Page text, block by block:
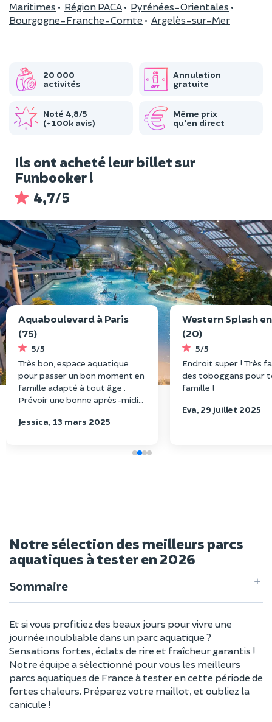
Maritimes • Région PACA • Pyrénées-Orientales •
Bourgogne-Franche-Comte • Argelès-sur-Mer
20 000
activités
Annulation
gratuite
Noté 4,8/5
(+100k avis)
Même prix
qu'en direct
Ils ont acheté leur billet sur
Funbooker !
4,7/5
Aquaboulevard à Paris
(75)
5/5
Très bon, espace aquatique
pour passer un bon moment en
famille adapté à tout âge .
Prévoir une bonne après-midi
Jessica, 13 mars 2025
Western Splash
(20)
5/5
Endroit super ! Très
des toboggans pour
famille !
Eva, 29 juillet 2025
Notre sélection des meilleurs parcs
aquatiques à tester en 2026
Sommaire
Et si vous profitiez des beaux jours pour vivre une
journée inoubliable dans un parc aquatique ?
Sensations fortes, éclats de rire et fraîcheur garantis !
Notre équipe a sélectionné pour vous les meilleurs
parcs aquatiques de France à tester en cette période de
fortes chaleurs. Préparez votre maillot, et oubliez la
canicule !